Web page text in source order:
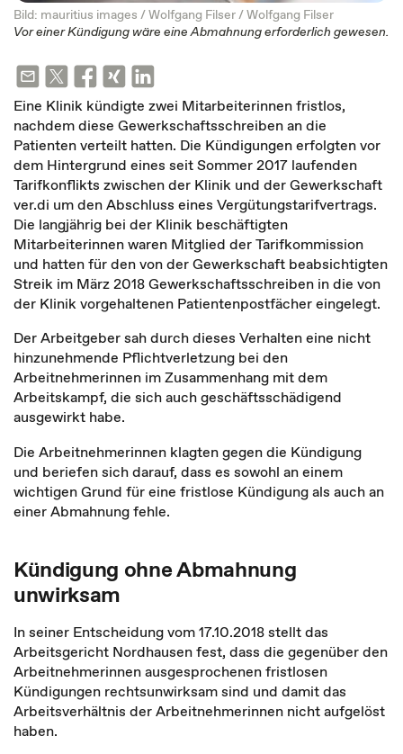
Bild: mauritius images / Wolfgang Filser / Wolfgang Filser
Vor einer Kündigung wäre eine Abmahnung erforderlich gewesen.
Eine Klinik kündigte zwei Mitarbeiterinnen fristlos,
nachdem diese Gewerkschaftsschreiben an die
Patienten verteilt hatten. Die Kündigungen erfolgten vor
dem Hintergrund eines seit Sommer 2017 laufenden
Tarifkonflikts zwischen der Klinik und der Gewerkschaft
ver.di um den Abschluss eines Vergütungstarifvertrags.
Die langjährig bei der Klinik beschäftigten
Mitarbeiterinnen waren Mitglied der Tarifkommission
und hatten für den von der Gewerkschaft beabsichtigten
Streik im März 2018 Gewerkschaftsschreiben in die von
der Klinik vorgehaltenen Patientenpostfächer eingelegt.
Der Arbeitgeber sah durch dieses Verhalten eine nicht
hinzunehmende Pflichtverletzung bei den
Arbeitnehmerinnen im Zusammenhang mit dem
Arbeitskampf, die sich auch geschäftsschädigend
ausgewirkt habe.
Die Arbeitnehmerinnen klagten gegen die Kündigung
und beriefen sich darauf, dass es sowohl an einem
wichtigen Grund für eine fristlose Kündigung als auch an
einer Abmahnung fehle.
Kündigung ohne Abmahnung
unwirksam
In seiner Entscheidung vom 17.10.2018 stellt das
Arbeitsgericht Nordhausen fest, dass die gegenüber den
Arbeitnehmerinnen ausgesprochenen fristlosen
Kündigungen rechtsunwirksam sind und damit das
Arbeitsverhältnis der Arbeitnehmerinnen nicht aufgelöst
haben.